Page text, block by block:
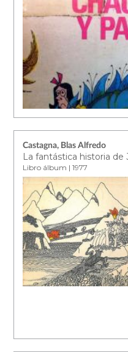
Castagna, Blas Alfredo
La fantástica historia
Libro álbum | 1977